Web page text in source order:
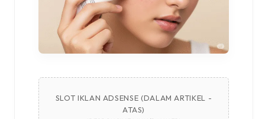
SLOT IKLAN ADSENSE (DALAM ARTIKEL -
ATAS)